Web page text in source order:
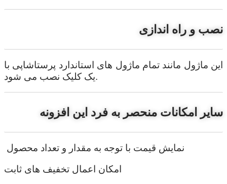
نصب و راه اندازی
این ماژول مانند تمام ماژول های استاندارد پرستاشاپی با
یک کلیک نصب می شود.
سایر امکانات منحصر به فرد این افزونه
نمایش قیمت با توجه به مقدار و تعداد محصول
امکان اعمال تخفیف های ثابت